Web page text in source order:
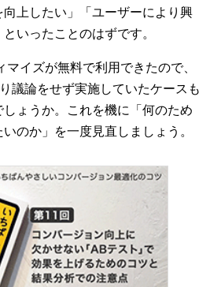
上したい」「ユーザーにより興
いったことのはずです。
イズが無料で利用できたので、
議論をせず実施していたケースも
ょうか。これを機に「何のため
のか」を一度見直しましょう。